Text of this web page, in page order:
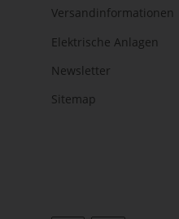
Versandinformationen
Elektrische Anlagen
Newsletter
Sitemap